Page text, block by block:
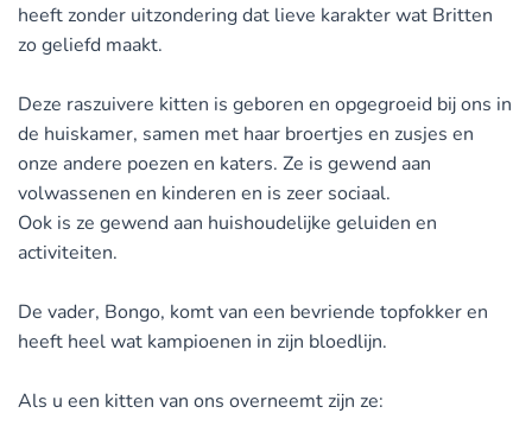
heeft zonder uitzondering dat lieve karakter wat Britten
zo geliefd maakt.
Deze raszuivere kitten is geboren en opgegroeid bij ons in
de huiskamer, samen met haar broertjes en zusjes en
onze andere poezen en katers. Ze is gewend aan
volwassenen en kinderen en is zeer sociaal.
Ook is ze gewend aan huishoudelijke geluiden en
activiteiten.
De vader, Bongo, komt van een bevriende topfokker en
heeft heel wat kampioenen in zijn bloedlijn.
Als u een kitten van ons overneemt zijn ze: